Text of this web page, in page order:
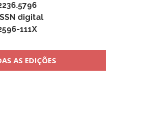
digital
111X
AS EDIÇÕES